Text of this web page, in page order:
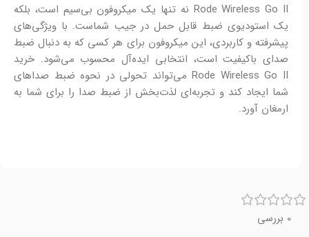
Rode Wireless Go II نه تنها یک میکروفون بی‌سیم است، بلکه
یک استودیوی ضبط قابل حمل در جیب شماست. با ویژگی‌های
پیشرفته و کاربردی، این میکروفون برای هر کسی که به دنبال ضبط
صدای باکیفیت است، انتخابی ایده‌آل محسوب می‌شود. خرید
Rode Wireless Go II می‌تواند تحولی در نحوه ضبط صداهای
شما ایجاد کند و تجربه‌ای لذت‌بخش از ضبط صدا را برای شما به
ارمغان آورد.
0 بررسی